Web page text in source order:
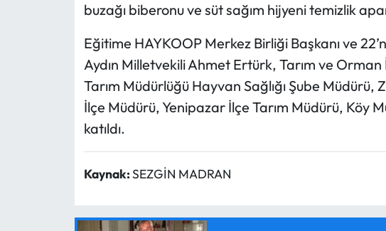
buzağı biberonu ve süt sağım hijyeni temizlik
Eğitime HAYKOOP Merkez Birliği Başkanı ve
Aydın Milletvekili Ahmet Ertürk, Tarım ve Orman
Tarım Müdürlüğü Hayvan Sağlığı Şube Müdürü,
İlçe Müdürü, Yenipazar İlçe Tarım Müdürü, Köy
katıldı.
Kaynak:SEZGİN MADRAN